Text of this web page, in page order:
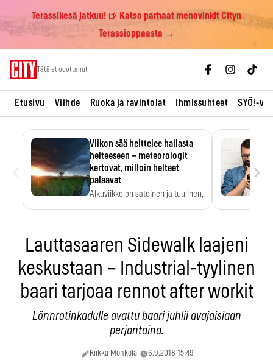
Terassikesä jatkuu! 🍺 Katso parhaat menovinkit Cityn
Terassioppaasta →
Tätä et odottanut
Etusivu Viihde Ruoka ja ravintolat Ihmissuhteet SYÖ!-
Viikon sää heittelee hallasta
helteeseen – meteorologit
kertovat, milloin helteet
palaavat
Alkuviikko on sateinen ja tuulinen,
›
Lauttasaaren Sidewalk laajeni
keskustaan – Industrial-tyylinen
baari tarjoaa rennot after workit
Lönnrotinkadulle avattu baari juhlii avajaisiaan
perjantaina.
Riikka Möhkölä 6.9.2018 15:49